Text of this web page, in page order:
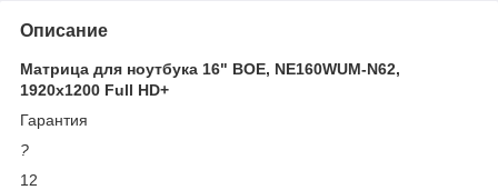
Описание
Матрица для ноутбука 16" BOE, NE160WUM-N62,
1920x1200 Full HD+
Гарантия
?
12